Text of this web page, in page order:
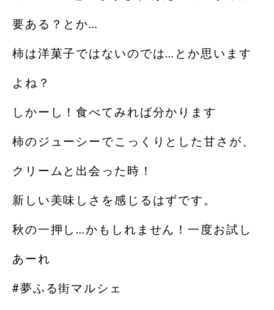
要ある？とか…
柿は洋菓子ではないのでは…とか思います
よね？
しかーし！食べてみれば分かります
柿のジューシーでこっくりとした甘さが、
クリームと出会った時！
新しい美味しさを感じるはずです。
秋の一押し…かもしれません！一度お試し
あーれ
#夢ふる街マルシェ